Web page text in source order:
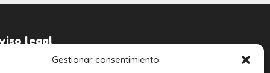
Gestionar consentimiento
legal